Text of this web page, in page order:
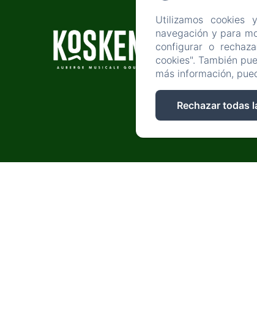
Utilizamos cookies
navegación y para
configurar o
cookies". También
más información,
Rechazar todas